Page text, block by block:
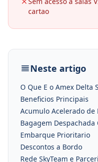
cartao
Neste artigo
O Que E o Amex Delta
Beneficios Principais
Acumulo Acelerado de
Bagagem Despachada
Embarque Prioritario
Descontos a Bordo
Rede SkyTeam e